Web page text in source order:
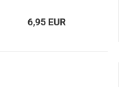
6,95 EUR